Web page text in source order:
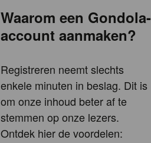
Waarom een Gondola-
account aanmaken?
Registreren neemt slechts
enkele minuten in beslag. Dit is
om onze inhoud beter af te
stemmen op onze lezers.
Ontdek hier de voordelen: